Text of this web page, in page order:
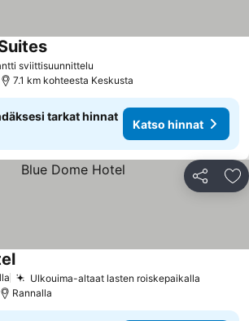
sviittisuunnittelu
7.1 km kohteesta Keskusta
tarkat hinnat
Katso hinnat
Jaa
Ulkouima-altaat lasten roiskepaikalla
Rannalla